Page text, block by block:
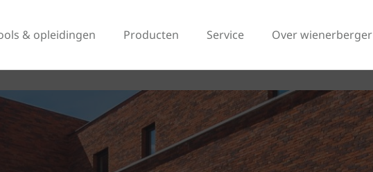
& opleidingen Producten Service Over wienerberger